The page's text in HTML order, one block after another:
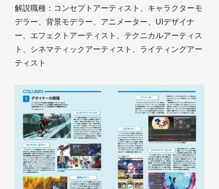
解説職種：コンセプトアーティスト、キャラクターモ
デラー、背景モデラー、アニメーター、UIデザイナ
ー、エフェクトアーティスト、テクニカルアーティス
ト、シネマティックアーティスト、ライティングアー
ティスト